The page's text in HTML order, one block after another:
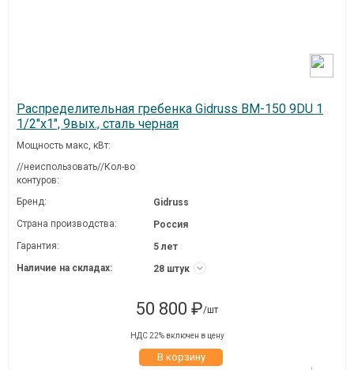
Распределительная гребенка Gidruss BM-150 9DU 1
1/2"х1", 9вых., сталь черная
Мощность макс, кВт:
//неиспользовать//Кол-во
контуров:
Бренд:
Gidruss
Страна производства:
Россия
Гарантия:
5 лет
Наличие на складах:
28 штук
50 800 ₽/шт
НДС 22% включен в цену
В корзину